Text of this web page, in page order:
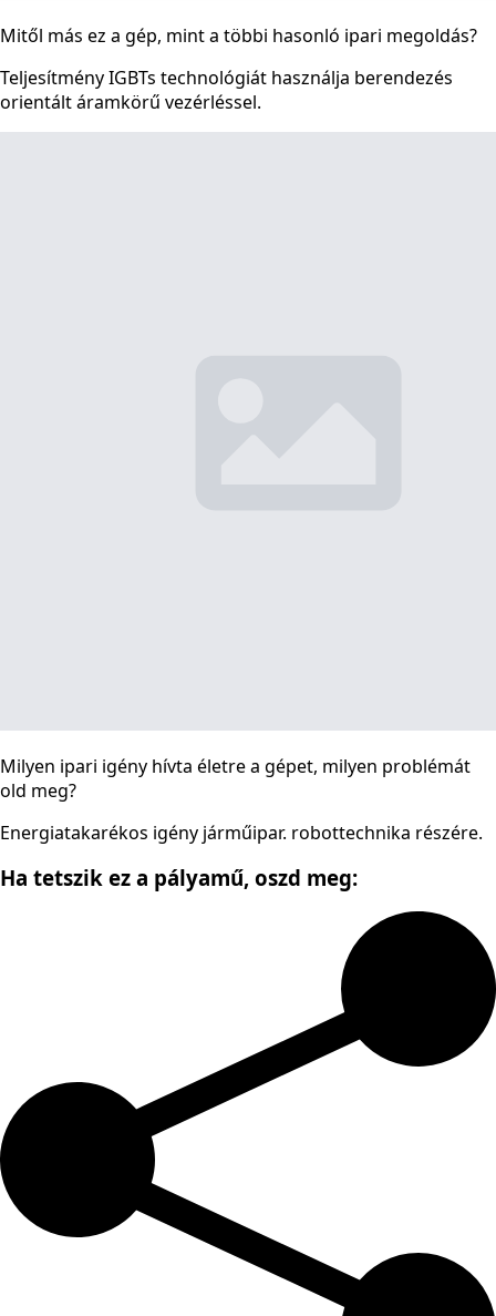
Mitől más ez a gép, mint a többi hasonló ipari megoldás?
Teljesítmény IGBTs technológiát használja berendezés
orientált áramkörű vezérléssel.
Milyen ipari igény hívta életre a gépet, milyen problémát
old meg?
Energiatakarékos igény járműipar. robottechnika részére.
Ha tetszik ez a pályamű, oszd meg: